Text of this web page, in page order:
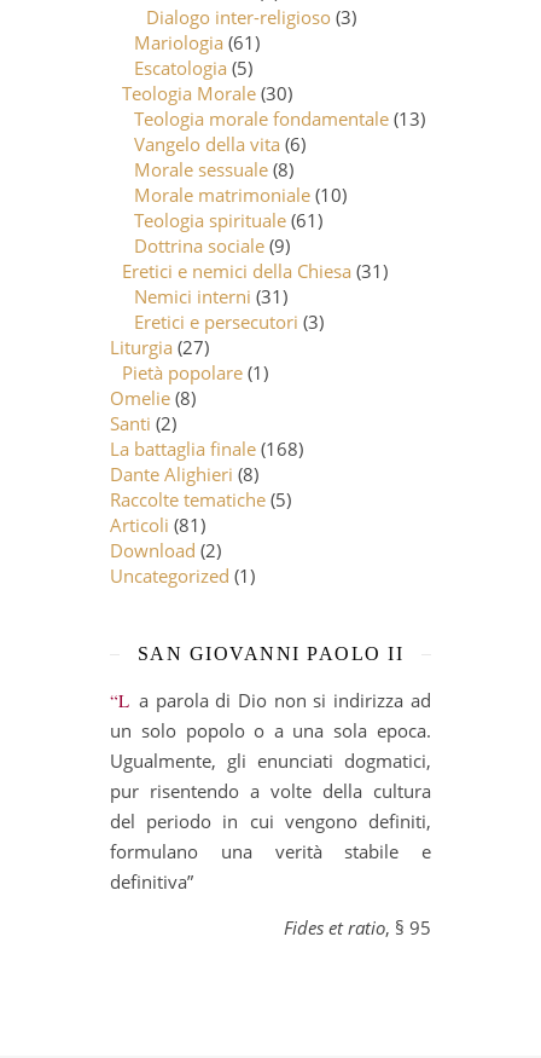
Dialogo inter-religioso (3)
Mariologia (61)
Escatologia (5)
Teologia Morale (30)
Teologia morale fondamentale (13)
Vangelo della vita (6)
Morale sessuale (8)
Morale matrimoniale (10)
Teologia spirituale (61)
Dottrina sociale (9)
Eretici e nemici della Chiesa (31)
Nemici interni (31)
Eretici e persecutori (3)
Liturgia (27)
Pietà popolare (1)
Omelie (8)
Santi (2)
La battaglia finale (168)
Dante Alighieri (8)
Raccolte tematiche (5)
Articoli (81)
Download (2)
Uncategorized (1)
SAN GIOVANNI PAOLO II
“La parola di Dio non si indirizza ad
un solo popolo o a una sola epoca.
Ugualmente, gli enunciati dogmatici,
pur risentendo a volte della cultura
del periodo in cui vengono definiti,
formulano una verità stabile e
definitiva”
Fides et ratio, § 95